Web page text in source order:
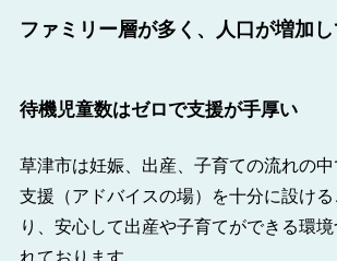
ファミリー層が多く、人口が増加
待機児童数はゼロで支援が手厚い
草津市は妊娠、出産、子育ての流れの
支援（アドバイスの場）を十分に設け
り、安心して出産や子育てができる環
れております。